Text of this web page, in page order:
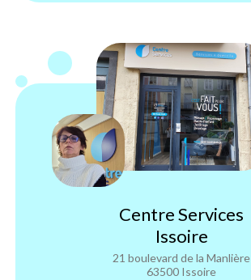
Centre Services
Issoire
21 boulevard de la Manlière
63500 Issoire